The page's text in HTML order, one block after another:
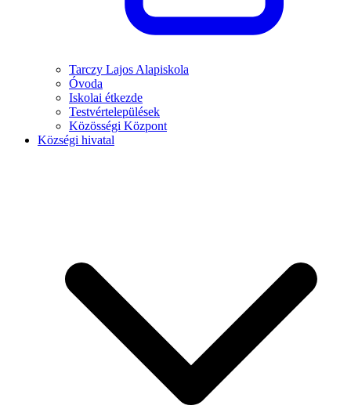
Tarczy Lajos Alapiskola
Óvoda
Iskolai étkezde
Testvértelepülések
Közösségi Központ
Községi hivatal